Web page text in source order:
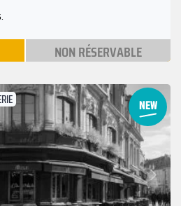
NON RÉSERVABLE
Suivant